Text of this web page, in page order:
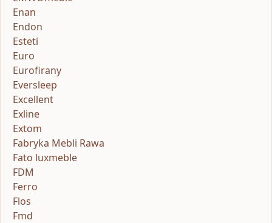
Enan
Endon
Esteti
Euro
Eurofirany
Eversleep
Excellent
Exline
Extom
Fabryka Mebli Rawa
Fato luxmeble
FDM
Ferro
Flos
Fmd